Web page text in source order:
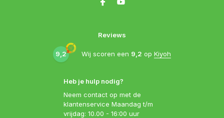
Heb je hulp nodig?
Neem contact op met de
klantenservice Maandag t/m
vrijdag: 10.00 - 16:00 uur
Reviews
9,2 Wij scoren een 9,2 op Kiyoh